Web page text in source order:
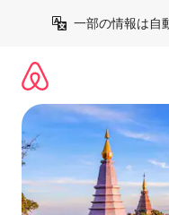
一部の情報は自